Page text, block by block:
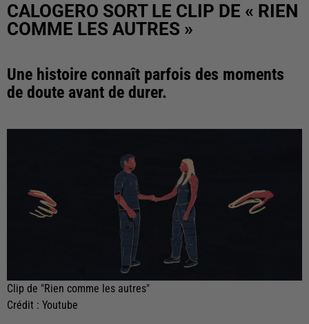
CALOGERO SORT LE CLIP DE « RIEN
COMME LES AUTRES »
Une histoire connaît parfois des moments
de doute avant de durer.
Clip de "Rien comme les autres"
Crédit : Youtube